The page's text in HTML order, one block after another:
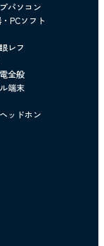
パソコン
PCソフト
レフ
全般
端末
ッドホン